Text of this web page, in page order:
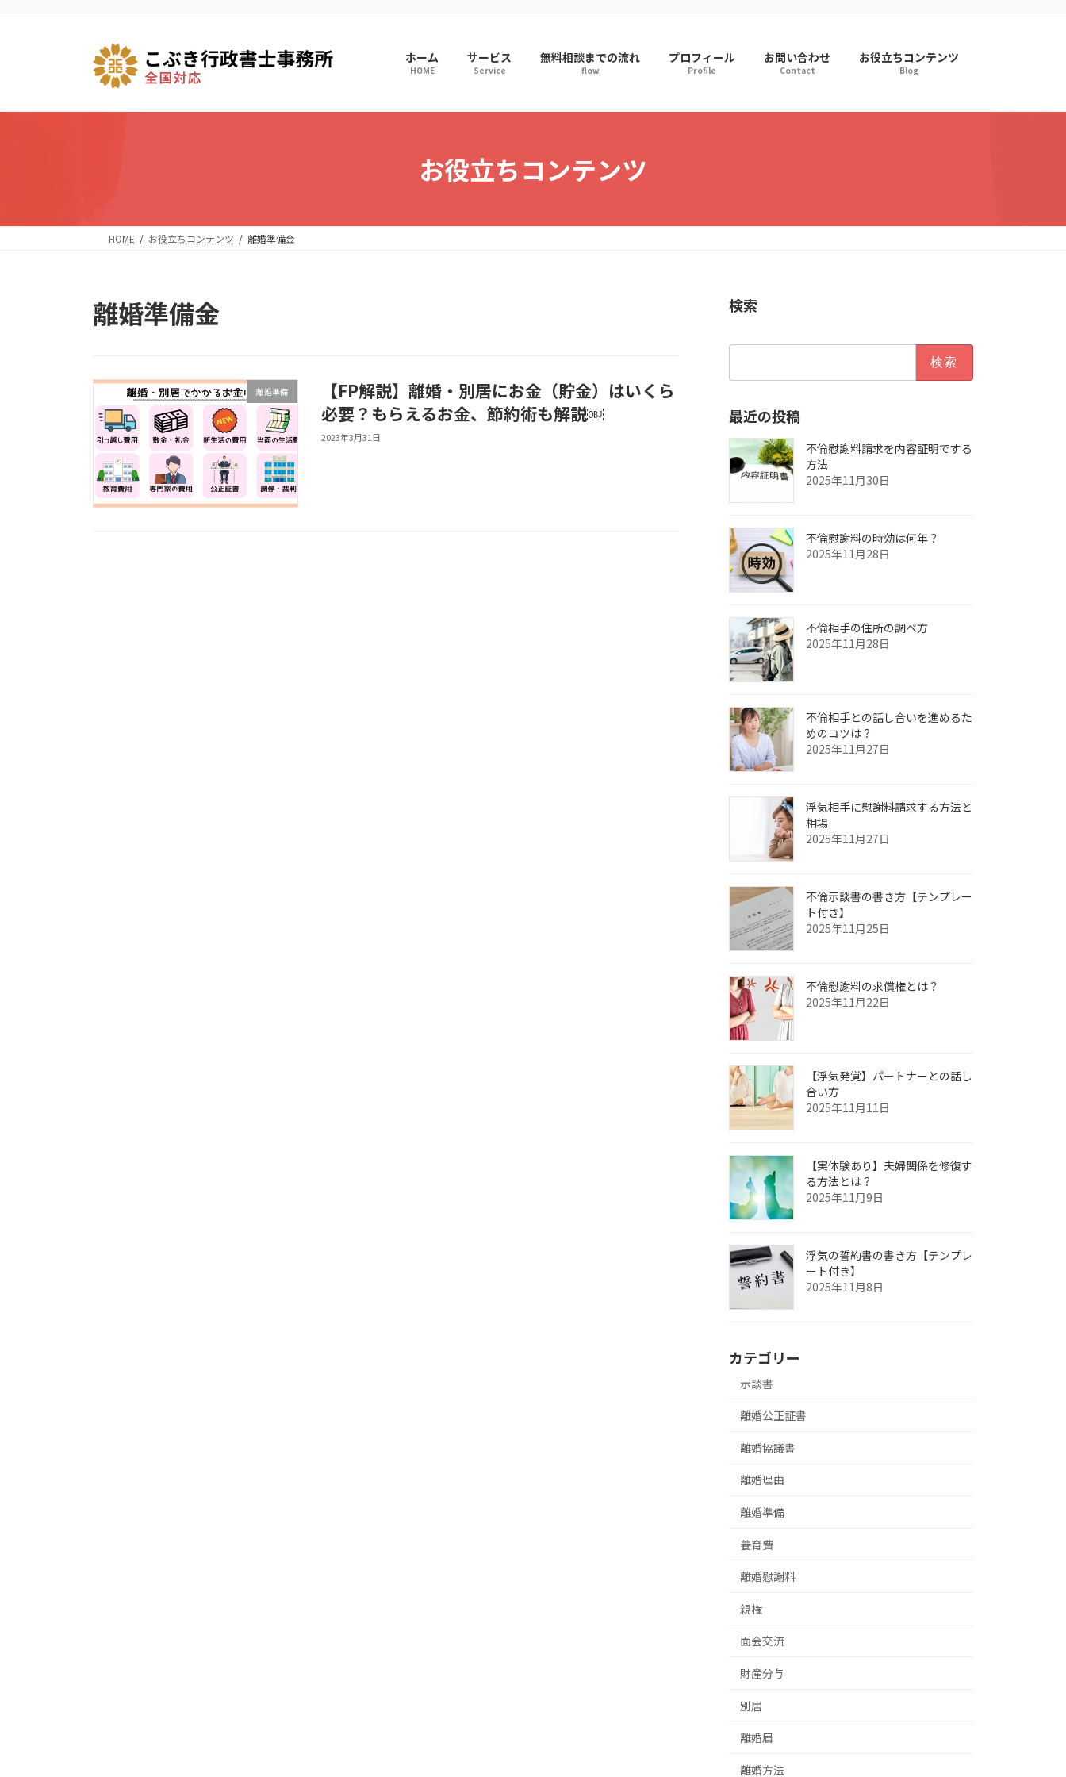
ホーム
HOME
サービス
Service
無料相談までの流れ
flow
プロフィール
Profile
お問い合わせ
Contact
お役立ちコンテンツ
Blog
お役立ちコンテンツ
HOME お役立ちコンテンツ 離婚準備金
離婚準備金
離婚準備
【FP解説】離婚・別居にお金（貯金）はいくら
必要？もらえるお金、節約術も解説￼
2023年3月31日
検索
最近の投稿
不倫慰謝料請求を内容証明でする
方法
2025年11月30日
不倫慰謝料の時効は何年？
2025年11月28日
不倫相手の住所の調べ方
2025年11月28日
不倫相手との話し合いを進めるた
めのコツは？
2025年11月27日
浮気相手に慰謝料請求する方法と
相場
2025年11月27日
不倫示談書の書き方【テンプレー
ト付き】
2025年11月25日
不倫慰謝料の求償権とは？
2025年11月22日
【浮気発覚】パートナーとの話し
合い方
2025年11月11日
【実体験あり】夫婦関係を修復す
る方法とは？
2025年11月9日
浮気の誓約書の書き方【テンプレ
ート付き】
2025年11月8日
カテゴリー
示談書
離婚公正証書
離婚協議書
離婚理由
離婚準備
養育費
離婚慰謝料
親権
面会交流
財産分与
別居
離婚届
離婚方法